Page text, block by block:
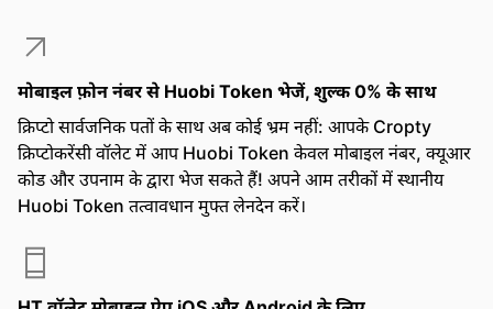
मोबाइल फ़ोन नंबर से Huobi Token भेजें, शुल्क 0% के साथ
क्रिप्टो सार्वजनिक पतों के साथ अब कोई भ्रम नहीं: आपके Cropty
क्रिप्टोकरेंसी वॉलेट में आप Huobi Token केवल मोबाइल नंबर, क्यूआर
कोड और उपनाम के द्वारा भेज सकते हैं! अपने आम तरीकों में स्थानीय
Huobi Token तत्वावधान मुफ्त लेनदेन करें।